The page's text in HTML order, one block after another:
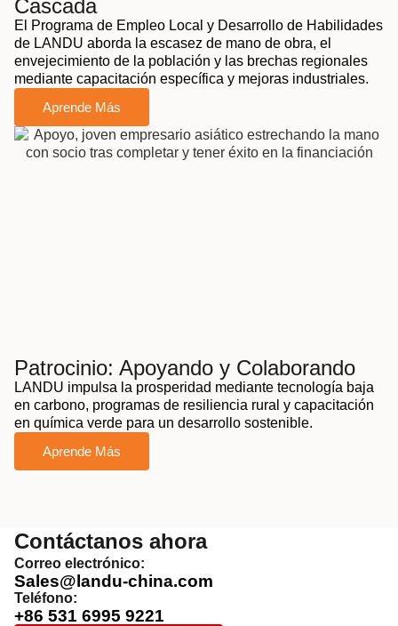
Cascada
El Programa de Empleo Local y Desarrollo de Habilidades
de LANDU aborda la escasez de mano de obra, el
envejecimiento de la población y las brechas regionales
mediante capacitación específica y mejoras industriales.
Aprende Más
Patrocinio: Apoyando y Colaborando
LANDU impulsa la prosperidad mediante tecnología baja
en carbono, programas de resiliencia rural y capacitación
en química verde para un desarrollo sostenible.
Aprende Más
Contáctanos ahora
Correo electrónico:
Sales@landu-china.com
Teléfono:
+86 531 6995 9221